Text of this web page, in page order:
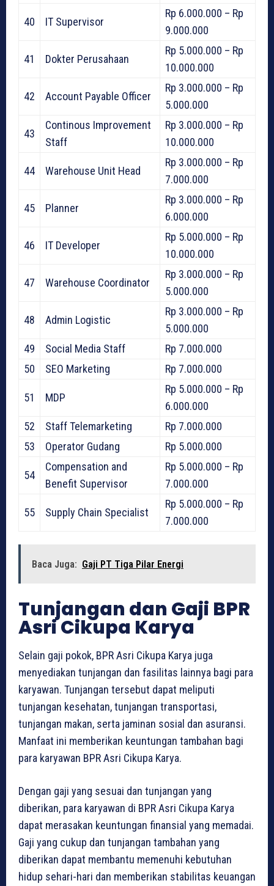
40 IT Supervisor
Rp 6.000.000 – Rp
9.000.000
41 Dokter Perusahaan
Rp 5.000.000 – Rp
10.000.000
42 Account Payable Officer
Rp 3.000.000 – Rp
5.000.000
43
Continous Improvement
Staff
Rp 3.000.000 – Rp
10.000.000
44 Warehouse Unit Head
Rp 3.000.000 – Rp
7.000.000
45 Planner
Rp 3.000.000 – Rp
6.000.000
46 IT Developer
Rp 5.000.000 – Rp
10.000.000
47 Warehouse Coordinator
Rp 3.000.000 – Rp
5.000.000
48 Admin Logistic
Rp 3.000.000 – Rp
5.000.000
49
Social Media Staff
Rp 7.000.000
50
SEO Marketing Rp 7.000.000
51 MDP
Rp 5.000.000 – Rp
6.000.000
52
Staff Telemarketing
Rp 7.000.000
53
Operator Gudang Rp 5.000.000
54
Compensation and
Benefit Supervisor
Rp 5.000.000 – Rp
7.000.000
55 Supply Chain Specialist
Rp 5.000.000 – Rp
7.000.000
Baca Juga: Gaji PT Tiga Pilar Energi
Tunjangan dan Gaji BPR
Asri Cikupa Karya
Selain gaji pokok, BPR Asri Cikupa Karya juga
menyediakan tunjangan dan fasilitas lainnya bagi para
karyawan. Tunjangan tersebut dapat meliputi
tunjangan kesehatan, tunjangan transportasi,
tunjangan makan, serta jaminan sosial dan asuransi.
Manfaat ini memberikan keuntungan tambahan bagi
para karyawan BPR Asri Cikupa Karya.
Dengan gaji yang sesuai dan tunjangan yang
diberikan, para karyawan di BPR Asri Cikupa Karya
dapat merasakan keuntungan finansial yang memadai.
Gaji yang cukup dan tunjangan tambahan yang
diberikan dapat membantu memenuhi kebutuhan
hidup sehari-hari dan memberikan stabilitas keuangan